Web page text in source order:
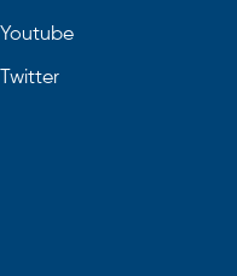
Youtube
Twitter